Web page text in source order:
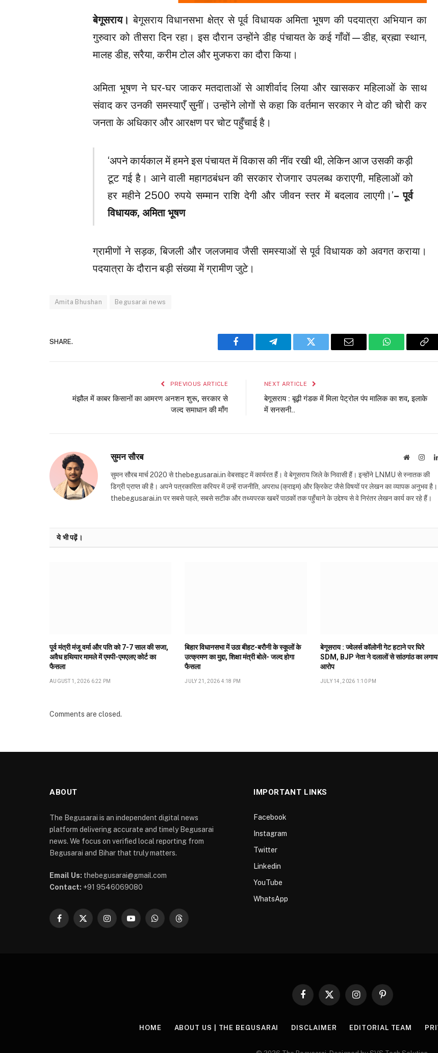
बेगूसराय। बेगूसराय विधानसभा क्षेत्र से पूर्व विधायक अमिता भूषण की पदयात्रा अभियान का
गुरुवार को तीसरा दिन रहा। इस दौरान उन्होंने डीह पंचायत के कई गाँवों—डीह, ब्रह्मा स्थान,
मालह डीह, सरैया, करीम टोल और मुजफरा का दौरा किया।
अमिता भूषण ने घर-घर जाकर मतदाताओं से आशीर्वाद लिया और खासकर महिलाओं के साथ
संवाद कर उनकी समस्याएँ सुनीं। उन्होंने लोगों से कहा कि वर्तमान सरकार ने वोट की चोरी कर
जनता के अधिकार और आरक्षण पर चोट पहुँचाई है।
‘अपने कार्यकाल में हमने इस पंचायत में विकास की नींव रखी थी, लेकिन आज उसकी कड़ी
टूट गई है। आने वाली महागठबंधन की सरकार रोजगार उपलब्ध कराएगी, महिलाओं को
हर महीने 2500 रुपये सम्मान राशि देगी और जीवन स्तर में बदलाव लाएगी।’– पूर्व
विधायक, अमिता भूषण
ग्रामीणों ने सड़क, बिजली और जलजमाव जैसी समस्याओं से पूर्व विधायक को अवगत कराया।
पदयात्रा के दौरान बड़ी संख्या में ग्रामीण जुटे।
Amita Bhushan Begusarai news
SHARE.
Facebook Telegram Twitter Email WhatsApp
PREVIOUS ARTICLE
मंझौल में काबर किसानों का आमरण अनशन शुरू, सरकार से
जल्द समाधान की माँग
NEXT ARTICLE
बेगूसराय : बूढ़ी गंडक में मिला पेट्रोल पंप मालिक का शव, इलाके
में सनसनी..
सुमन सौरब Website
सुमन सौरब मार्च 2020 से thebegusarai.in वेबसाइट में कार्यरत हैं। वे बेगूसराय जिले के निवासी हैं। इन्होंने LNMU से स्नातक की
डिग्री प्राप्त की है। अपने पत्रकारिता करियर में उन्हें राजनीति, अपराध (क्राइम) और क्रिकेट जैसे विषयों पर लेखन का व्यापक अनुभव है।
thebegusarai.in पर सबसे पहले, सबसे सटीक और तथ्यपरक खबरें पाठकों तक पहुँचाने के उद्देश्य से वे निरंतर लेखन कार्य कर रहे हैं।
ये भी पढ़ें।
पूर्व मंत्री मंजू वर्मा और पति को 7-7 साल की सजा,
अवैध हथियार मामले में एमपी-एमएलए कोर्ट का
फैसला
AUGUST 1, 2026 6:22 PM
बिहार विधानसभा में उठा बीहट-बरौनी के स्कूलों के
उत्क्रमण का मुद्दा, शिक्षा मंत्री बोले- जल्द होगा
फैसला
JULY 21, 2026 4:18 PM
बेगूसराय : ज्वेलर्स कॉलोनी गेट हटाने पर घिरे
SDM, BJP नेता ने दलालों से सांठगांठ का
आरोप
JULY 14, 2026 1:10 PM
Comments are closed.
ABOUT
The Begusarai is an independent digital news
platform delivering accurate and timely Begusarai
news. We focus on verified local reporting from
Begusarai and Bihar that truly matters.
Email Us: thebegusarai@gmail.com
Contact: +91 9546069080
Facebook
X
InstagramYouTubeWhatsAppThreads
IMPORTANT LINKS
Facebook
Instagram
Twitter
Linkedin
YouTube
WhatsApp
Facebook
X
InstagramPinterest
HOME ABOUT US | THE BEGUSARAI DISCLAIMER EDITORIAL TEAM